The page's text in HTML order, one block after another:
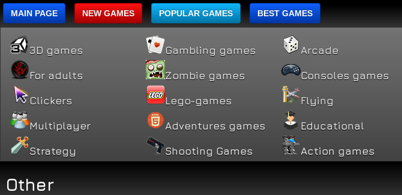
MAIN PAGE NEW GAMES POPULAR GAMES BEST GAMES
3D games Gambling games Arcade
For adults Zombie games Consoles games
Clickers Lego-games Flying
Multiplayer Adventures games Educational
Strategy Shooting Games Action games
Other